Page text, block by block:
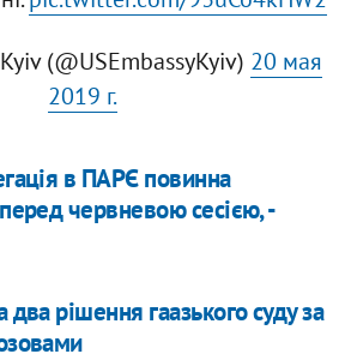
(@USEmbassyKyiv) 20 мая
2019 г.
в ПАРЄ повинна
червневою сесією, -
два рішення гаазького суду за